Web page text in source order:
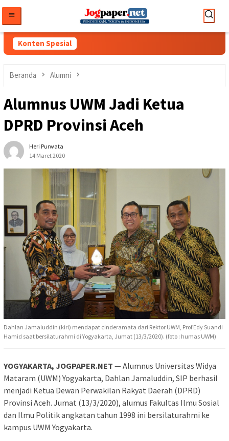
konten
Konten Spesial
Beranda Alumni
Alumnus UWM Jadi Ketua
DPRD Provinsi Aceh
Heri Purwata
14 Maret 2020
Dahlan Jamaluddin (kiri) mendapat cinderamata dari Rektor UWM, Prof Edy Suandi
Hamid saat bersilaturahmi di Yogyakarta, Jumat (13/3/2020). (foto : humas UWM)
YOGYAKARTA, JOGPAPER.NET — Alumnus Universitas Widya
Mataram (UWM) Yogyakarta, Dahlan Jamaluddin, SIP berhasil
menjadi Ketua Dewan Perwakilan Rakyat Daerah (DPRD)
Provinsi Aceh. Jumat (13/3/2020), alumus Fakultas Ilmu Sosial
dan Ilmu Politik angkatan tahun 1998 ini bersilaturahmi ke
kampus UWM Yogyakarta.